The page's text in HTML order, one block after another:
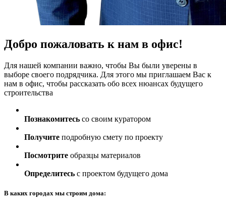
Добро пожаловать к нам в офис!
Для нашей компании важно, чтобы Вы были уверены в
выборе своего подрядчика. Для этого мы приглашаем Вас к
нам в офис, чтобы рассказать обо всех нюансах будущего
строительства
Познакомитесь со своим куратором
Получите подробную смету по проекту
Посмотрите образцы материалов
Определитесь с проектом будущего дома
В каких городах мы строим дома: